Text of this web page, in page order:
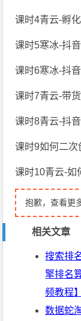
课时4青云-孵
课时5寒冰-抖
课时6寒冰-抖
课时7青云-带
课时8青云-抖
课时9如何二次
课时10青云-如
抱歉，查看更
相关文章
搜索排
擎排名
频教程】
数据蛇